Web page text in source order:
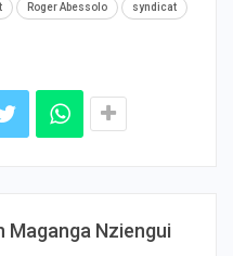
Roger Abessolo syndicat
Maganga Nziengui